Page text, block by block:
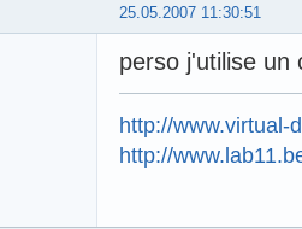
25.05.2007 11:30:51
perso j'utilise un
http://www.virtual-
http://